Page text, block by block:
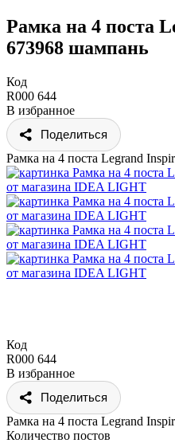
Рамка на 4 поста
673968 шампань
Код
R000 644
В избранное
Поделиться
Рамка на 4 поста Legrand
Код
R000 644
В избранное
Поделиться
Рамка на 4 поста Legrand
Количество постов